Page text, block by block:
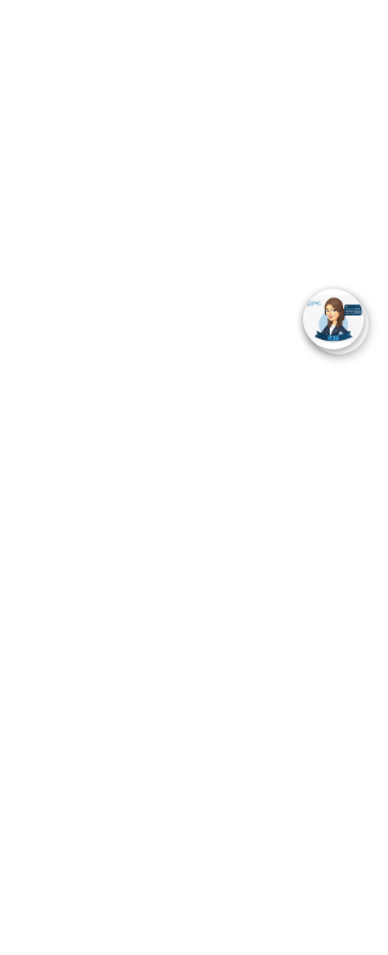
Horário de Funcionamento
Segunda a Sexta: das 06h30 – 17h